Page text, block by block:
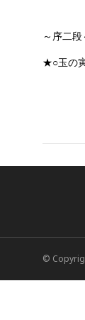
～序二段
★○玉の
©